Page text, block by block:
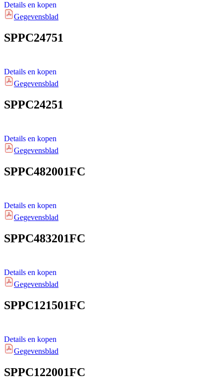
Details en kopen
Gegevensblad
SPPC24751
Details en kopen
Gegevensblad
SPPC24251
Details en kopen
Gegevensblad
SPPC482001FC
Details en kopen
Gegevensblad
SPPC483201FC
Details en kopen
Gegevensblad
SPPC121501FC
Details en kopen
Gegevensblad
SPPC122001FC